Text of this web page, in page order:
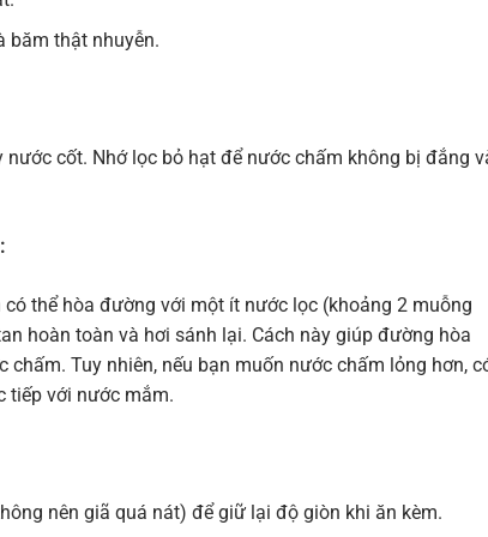
băm thật nhuyễn.
cốt. Nhớ lọc bỏ hạt để nước chấm không bị đắng
thể hòa đường với một ít nước lọc (khoảng 2 muỗng
hoàn toàn và hơi sánh lại. Cách này giúp đường hòa
Tuy nhiên, nếu bạn muốn nước chấm lỏng hơn,
tiếp với nước mắm.
nên giã quá nát) để giữ lại độ giòn khi ăn kèm.